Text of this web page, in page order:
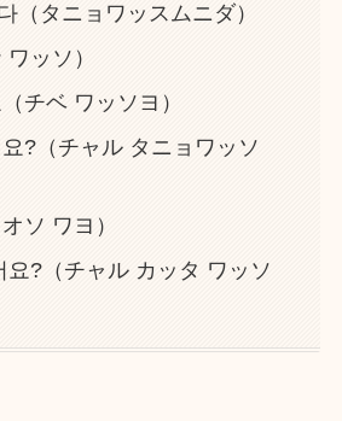
（タニョワッスムニダ）
ッソ）
チベ ワッソヨ）
?（チャル タニョワッソ
ソ ワヨ）
요?（チャル カッタ ワッソ